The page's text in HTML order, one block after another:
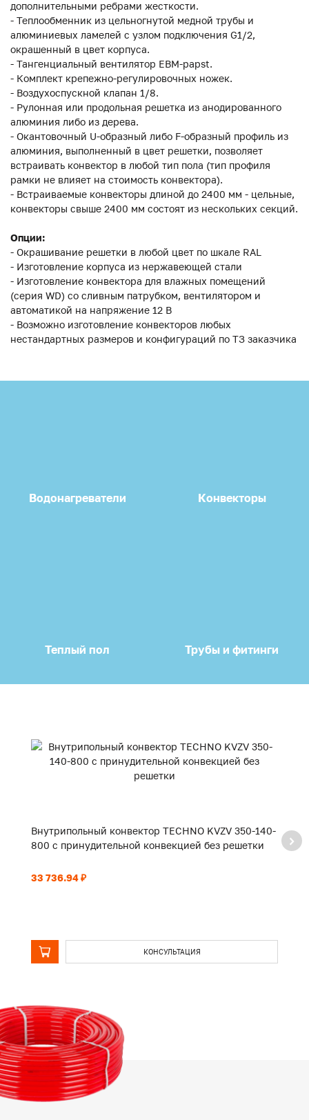
дополнительными ребрами жесткости.
- Теплообменник из цельногнутой медной трубы и
алюминиевых ламелей с узлом подключения G1/2,
окрашенный в цвет корпуса.
- Тангенциальный вентилятор EBM-papst.
- Комплект крепежно-регулировочных ножек.
- Воздухоспускной клапан 1/8.
- Рулонная или продольная решетка из анодированного
алюминия либо из дерева.
- Окантовочный U-образный либо F-образный профиль из
алюминия, выполненный в цвет решетки, позволяет
встраивать конвектор в любой тип пола (тип профиля
рамки не влияет на стоимость конвектора).
- Встраиваемые конвекторы длиной до 2400 мм - цельные,
конвекторы свыше 2400 мм состоят из нескольких секций.
Опции:
- Окрашивание решетки в любой цвет по шкале RAL
- Изготовление корпуса из нержавеющей стали
- Изготовление конвектора для влажных помещений
(серия WD) со сливным патрубком, вентилятором и
автоматикой на напряжение 12 В
- Возможно изготовление конвекторов любых
нестандартных размеров и конфигураций по ТЗ заказчика
Водонагреватели Конвекторы
Теплый пол Трубы и фитинги
Внутрипольный конвектор TECHNO KVZV 350-140-
800 с принудительной конвекцией без решетки
33 736.94 ₽
КОНСУЛЬТАЦИЯ